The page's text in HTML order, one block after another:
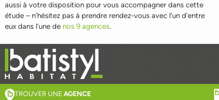
aussi à votre disposition pour vous accompagner dans cette
étude – n’hésitez pas à prendre rendez-vous avec l’un d’entre
eux dans l’une de nos 9 agences.
TROUVER UNEAGENCE